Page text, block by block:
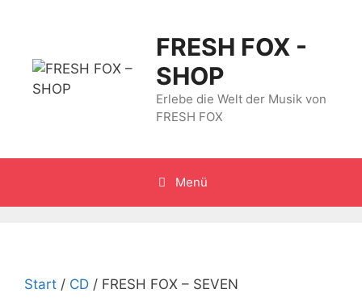
FRESH FOX -
SHOP
Erlebe die Welt der Musik von
FRESH FOX
Menü
Start / CD / FRESH FOX – SEVEN